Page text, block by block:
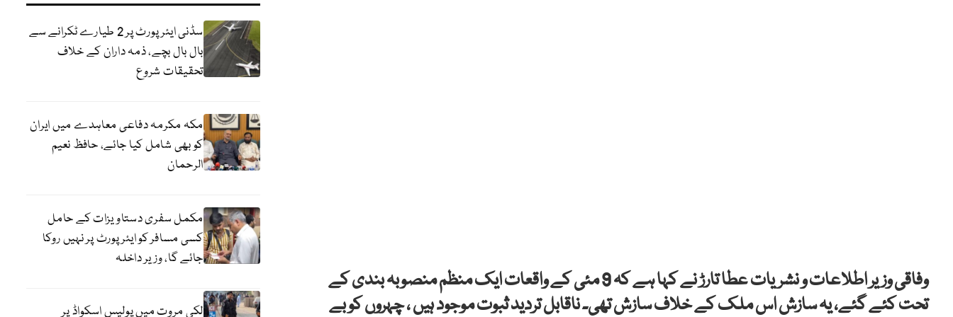
وفاقی وزیر اطلاعات و نشریات عطا تارڑ نے کہا ہے کہ 9 مئی کے واقعات ایک منظم منصوبہ بندی کے
تحت کئے گئے، یہ سازش اس ملک کے خلاف سازش تھی۔ ناقابل تردید ثبوت موجود ہیں ، چہروں کو بے
سڈنی ایئرپورٹ پر 2 طیارے ٹکرانے سے
بال بال بچے، ذمہ داران کے خلاف
تحقیقات شروع
مکہ مکرمہ دفاعی معاہدے میں ایران
کو بھی شامل کیا جائے، حافظ نعیم
الرحمان
مکمل سفری دستاویزات کے حامل
کسی مسافر کو ایئرپورٹ پر نہیں روکا
جائے گا، وزیر داخلہ
لکی مروت میں پولیس اسکواڈ پر